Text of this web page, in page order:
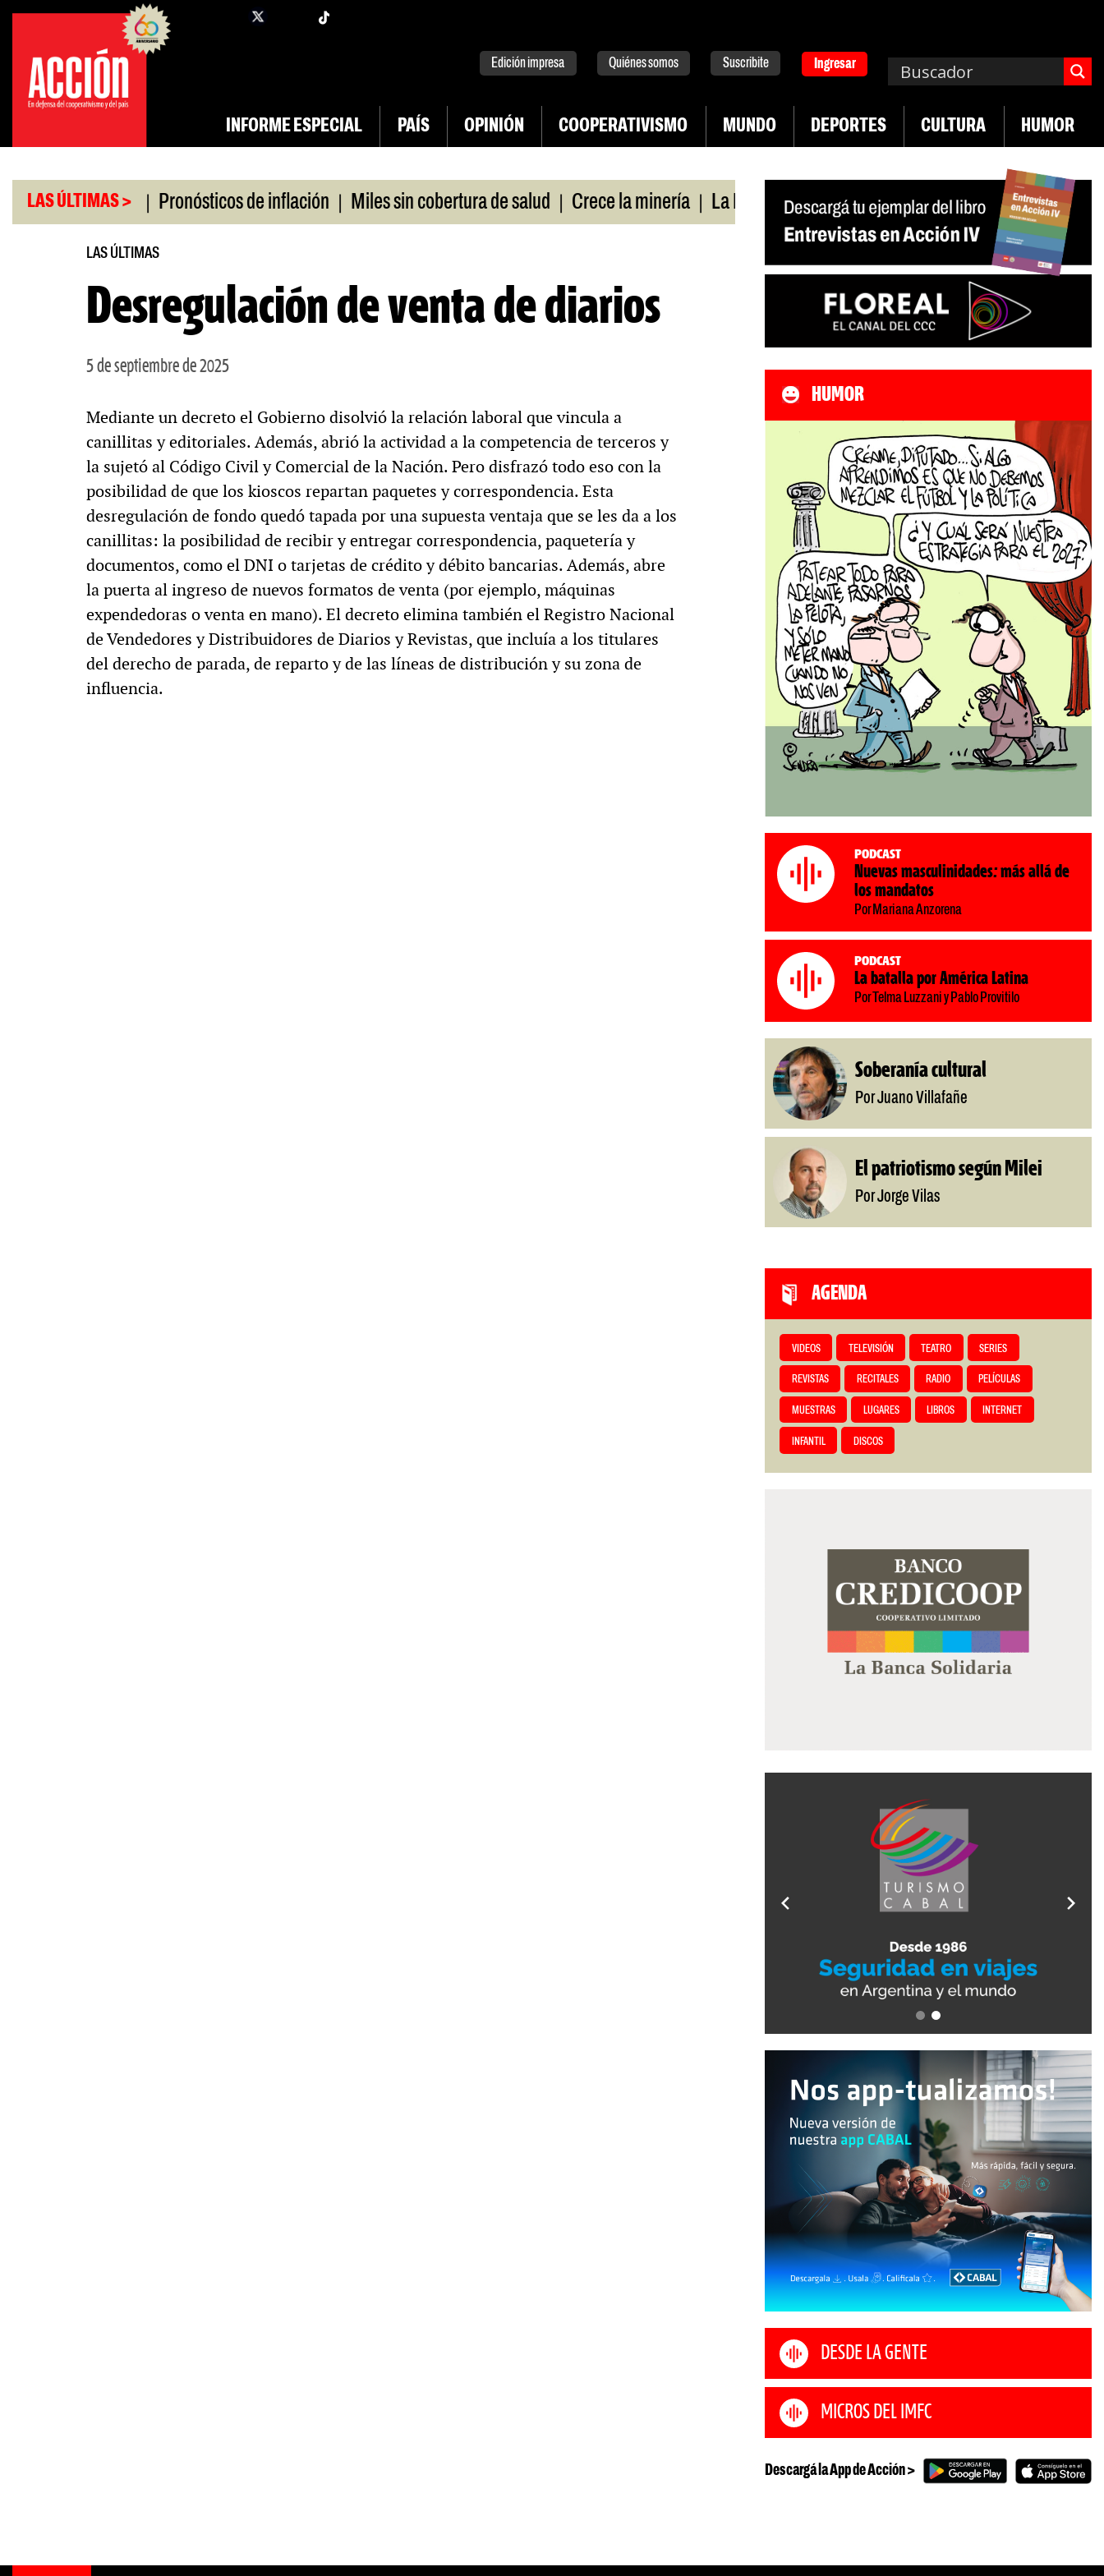
Saltar
contenido
facebook
Edición impresa Quiénes somos Suscribite Ingresar
INFORME ESPECIAL PAÍS OPINIÓN COOPERATIVISMO MUNDO DEPORTES CULTURA HUMOR
LAS ÚLTIMAS >
universitario | Pronósticos de inflación | Miles sin cobertura de salud | Crece la minería | La Pampa. Emergencia en salud mental | Los 43
LAS ÚLTIMAS
Desregulación de venta de diarios
5 de septiembre de 2025
Mediante un decreto el Gobierno disolvió la relación laboral que vincula a
canillitas y editoriales. Además, abrió la actividad a la competencia de terceros y
la sujetó al Código Civil y Comercial de la Nación. Pero disfrazó todo eso con la
posibilidad de que los kioscos repartan paquetes y correspondencia. Esta
desregulación de fondo quedó tapada por una supuesta ventaja que se les da a los
canillitas: la posibilidad de recibir y entregar correspondencia, paquetería y
documentos, como el DNI o tarjetas de crédito y débito bancarias. Además, abre
la puerta al ingreso de nuevos formatos de venta (por ejemplo, máquinas
expendedoras o venta en mano). El decreto elimina también el Registro Nacional
de Vendedores y Distribuidores de Diarios y Revistas, que incluía a los titulares
del derecho de parada, de reparto y de las líneas de distribución y su zona de
influencia.
HUMOR
Podcast
Nuevas masculinidades: más allá de
los mandatos
Por Mariana Anzorena
Podcast
La batalla por América Latina
Por Telma Luzzani y Pablo Provitilo
Soberanía cultural
Por Juano Villafañe
El patriotismo según Milei
Por Jorge Vilas
AGENDA
VIDEOS TELEVISIÓN TEATRO SERIES
REVISTAS RECITALES RADIO PELÍCULAS
MUESTRAS LUGARES LIBROS INTERNET
INFANTIL DISCOS
DESDE LA GENTE
MICROS DEL IMFC
Descargá la App de Acción >